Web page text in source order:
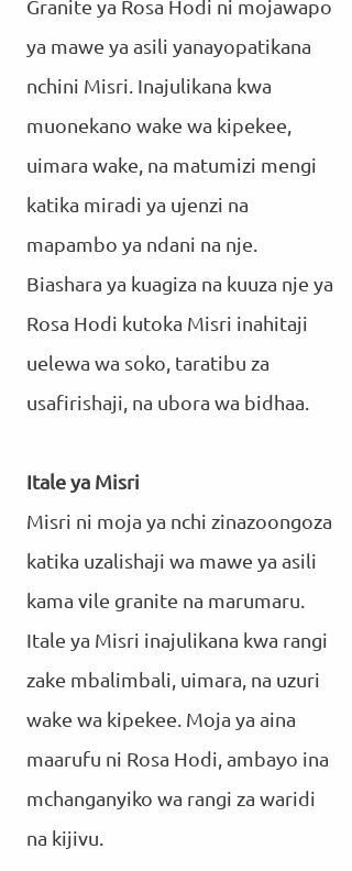
ya mawe ya asili yanayopatikana
nchini Misri. Inajulikana kwa
muonekano wake wa kipekee,
uimara wake, na matumizi mengi
katika miradi ya ujenzi na
mapambo ya ndani na nje.
Biashara ya kuagiza na kuuza nje ya
Rosa Hodi kutoka Misri inahitaji
uelewa wa soko, taratibu za
usafirishaji, na ubora wa bidhaa.
Itale ya Misri
Misri ni moja ya nchi zinazoongoza
katika uzalishaji wa mawe ya asili
kama vile granite na marumaru.
Itale ya Misri inajulikana kwa rangi
zake mbalimbali, uimara, na uzuri
wake wa kipekee. Moja ya aina
maarufu ni Rosa Hodi, ambayo ina
mchanganyiko wa rangi za waridi
na kijivu.